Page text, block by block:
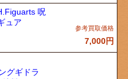
呪
ュア
7,000円
グギドラ